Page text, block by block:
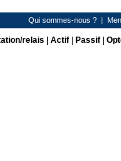
Qui sommes-nous ? |
relais Actif| Passif|